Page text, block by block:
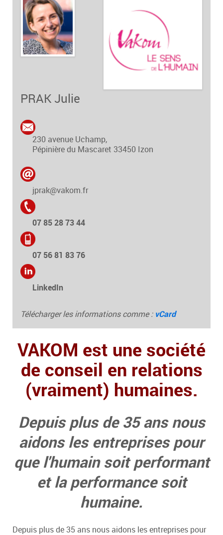
PRAK Julie
230 avenue Uchamp,
Pépinière du Mascaret 33450 Izon
jprak@vakom.fr
07 85 28 73 44
07 56 81 83 76
LinkedIn
Télécharger les informations comme : vCard
VAKOM est une société
de conseil en relations
(vraiment) humaines.
Depuis plus de 35 ans nous
aidons les entreprises pour
que l'humain soit performant
et la performance soit
humaine.
Depuis plus de 35 ans nous aidons les entreprises pour